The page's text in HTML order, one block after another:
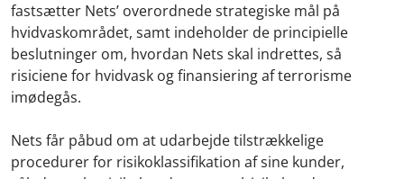
fastsætter Nets’ overordnede strategiske mål på
hvidvaskområdet, samt indeholder de principielle
beslutninger om, hvordan Nets skal indrettes, så
risiciene for hvidvask og finansiering af terrorisme
imødegås.
Nets får påbud om at udarbejde tilstrækkelige
procedurer for risikoklassifikation af sine kunder,